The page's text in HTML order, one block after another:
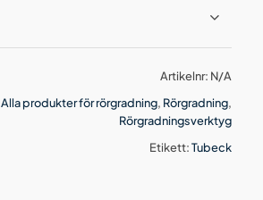
Artikelnr: N/A
Alla produkter för rörgradning, Rörgradning,
Rörgradningsverktyg
Etikett:Tubeck